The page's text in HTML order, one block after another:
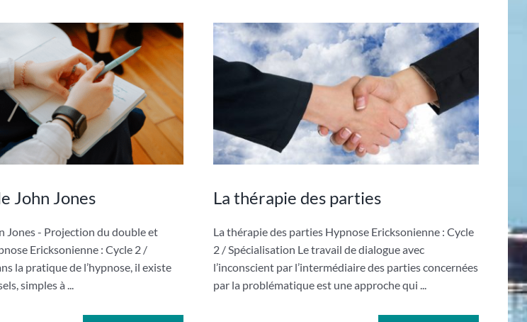
John Jones
Jones - Projection du double et
Ericksonienne : Cycle 2 /
la pratique de l’hypnose, il existe
simples à ...
La thérapie des parties
La thérapie des parties Hypnose Ericksonienne : Cycle
2 / Spécialisation Le travail de dialogue avec
l’inconscient par l’intermédiaire des parties concernées
par la problématique est une approche qui ...